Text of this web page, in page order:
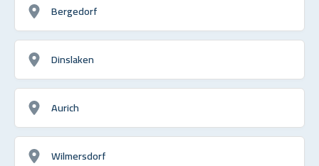
Bergedorf
Dinslaken
Aurich
Wilmersdorf